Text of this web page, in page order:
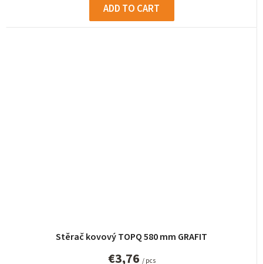
ADD TO CART
Stěrač kovový TOPQ 580 mm GRAFIT
€3,76 / pcs